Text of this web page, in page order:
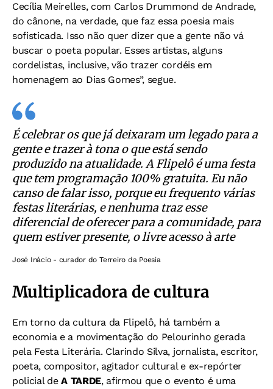
Cecília Meirelles, com Carlos Drummond de Andrade,
do cânone, na verdade, que faz essa poesia mais
sofisticada. Isso não quer dizer que a gente não vá
buscar o poeta popular. Esses artistas, alguns
cordelistas, inclusive, vão trazer cordéis em
homenagem ao Dias Gomes”, segue.
É celebrar os que já deixaram um legado para a
gente e trazer à tona o que está sendo
produzido na atualidade. A Flipelô é uma festa
que tem programação 100% gratuita. Eu não
canso de falar isso, porque eu frequento várias
festas literárias, e nenhuma traz esse
diferencial de oferecer para a comunidade, para
quem estiver presente, o livre acesso à arte
José Inácio - curador do Terreiro da Poesia
Multiplicadora de cultura
Em torno da cultura da Flipelô, há também a
economia e a movimentação do Pelourinho gerada
pela Festa Literária. Clarindo Silva, jornalista, escritor,
poeta, compositor, agitador cultural e ex-repórter
policial deA TARDE, afirmou que o evento é uma